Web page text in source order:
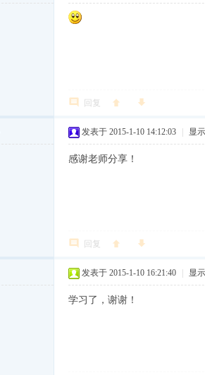
回复
发表于 2015-1-10 14:12:03 显
感谢老师分享！
回复
发表于 2015-1-10 16:21:40 显
学习了，谢谢！